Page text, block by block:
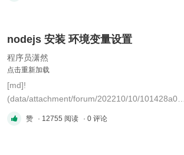
比。 通俗的说，网络编程就是把数据从一 ...
nodejs 安装 环境变量设置
程序员潇然
点击重新加载
[md]!
(data/attachment/forum/202210/10/101428a01lx
orient/strip%7CimageView2/2/w/300
赞 · 12755 阅读 · 0 评论